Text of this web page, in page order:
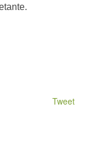
Tweet